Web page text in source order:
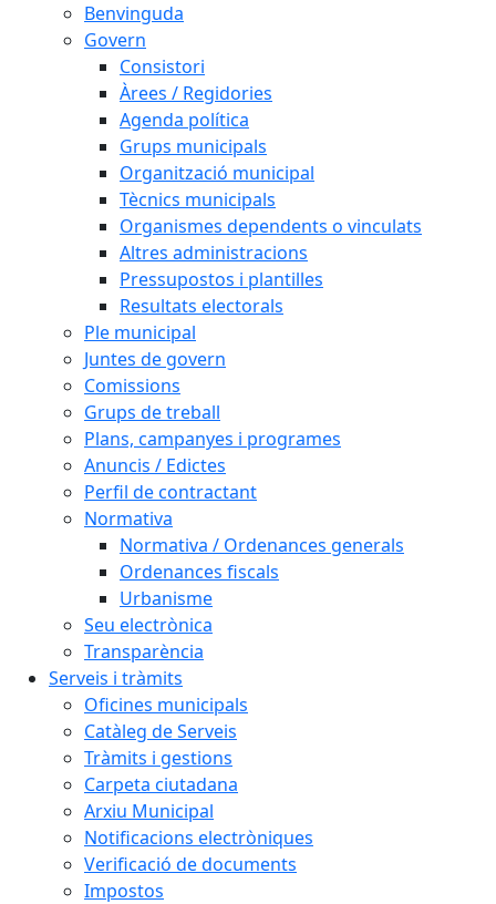
Benvinguda
Govern
Consistori
Àrees / Regidories
Agenda política
Grups municipals
Organització municipal
Tècnics municipals
Organismes dependents o vinculats
Altres administracions
Pressupostos i plantilles
Resultats electorals
Ple municipal
Juntes de govern
Comissions
Grups de treball
Plans, campanyes i programes
Anuncis / Edictes
Perfil de contractant
Normativa
Normativa / Ordenances generals
Ordenances fiscals
Urbanisme
Seu electrònica
Transparència
Serveis i tràmits
Oficines municipals
Catàleg de Serveis
Tràmits i gestions
Carpeta ciutadana
Arxiu Municipal
Notificacions electròniques
Verificació de documents
Impostos